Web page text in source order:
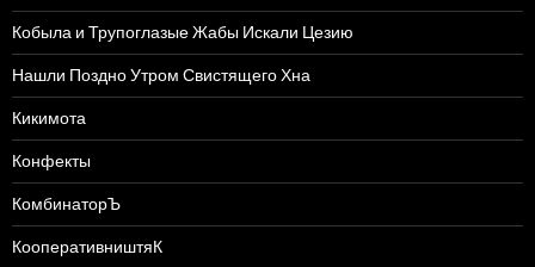
Кобыла и Трупоглазые Жабы Искали Цезию
Нашли Поздно Утром Свистящего Хна
Кикимота
Конфекты
КомбинаторЪ
КооперативништяК